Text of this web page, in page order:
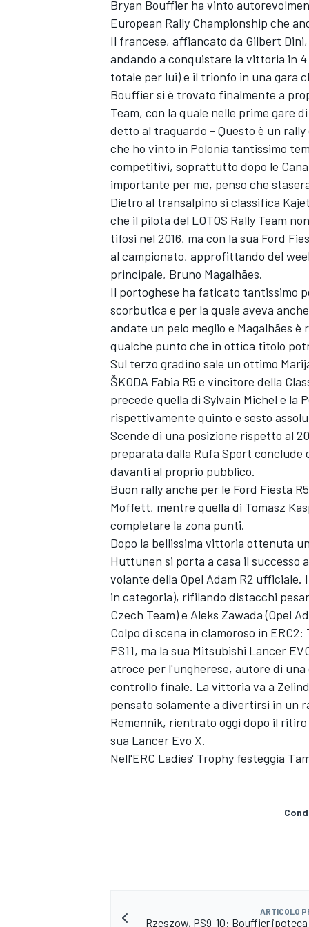
ENDURANCE/GT
Bryan Bouffier ha vinto
European Rally Championship che
Il francese, affiancato da Gilbert
andando a conquistare la vittoria in
totale per lui) e il trionfo in una gara
Bouffier si è trovato finalmente a
Team, con la quale nelle prime gare
detto al traguardo - Questo è un
che ho vinto in Polonia tantissimo
competitivi, soprattutto dopo le
importante per me, penso che
Dietro al transalpino si classifica
che il pilota del LOTOS Rally Team
tifosi nel 2016, ma con la sua Ford
al campionato, approfittando del
principale, Bruno Magalhães.
Il portoghese ha faticato tantissimo
scorbutica e per la quale aveva
andate un pelo meglio e Magalhães
qualche punto che in ottica titolo
Sul terzo gradino sale un ottimo
ŠKODA Fabia R5 e vincitore della
precede quella di Sylvain Michel e la
rispettivamente quinto e sesto
Scende di una posizione rispetto al
preparata dalla Rufa Sport
davanti al proprio pubblico.
Buon rally anche per le Ford Fiesta
Moffett, mentre quella di Tomasz
completare la zona punti.
Dopo la bellissima vittoria ottenuta
Huttunen si porta a casa il successo
volante della Opel Adam R2
in categoria), rifilando distacchi
Czech Team) e Aleks Zawada (Opel
Colpo di scena in clamoroso in
PS11, ma la sua Mitsubishi Lancer
atroce per l'ungherese, autore di
controllo finale. La vittoria va a
pensato solamente a divertirsi in un
Remennik, rientrato oggi dopo il
sua Lancer Evo X.
Nell'ERC Ladies' Trophy festeggia
ARTICOLO
Rzeszow, PS9-10: Bouffier